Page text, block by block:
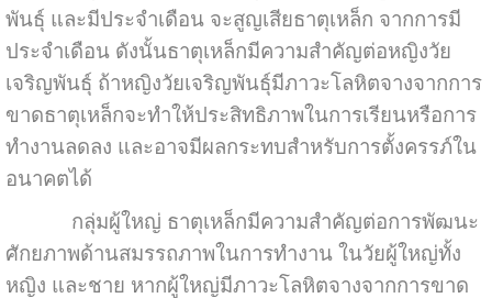
พันธุ์ และมีประจำเดือน จะสูญเสียธาตุเหล็ก จากการมี
ประจำเดือน ดังนั้นธาตุเหล็กมีความสำคัญต่อหญิงวัย
เจริญพันธุ์ ถ้าหญิงวัยเจริญพันธุ์มีภาวะโลหิตจางจากการ
ขาดธาตุเหล็กจะทำให้ประสิทธิภาพในการเรียนหรือการ
ทำงานลดลง และอาจมีผลกระทบสำหรับการตั้งครรภ์ใน
อนาคตได้
กลุ่มผู้ใหญ่ ธาตุเหล็กมีความสำคัญต่อการพัฒนะ
ศักยภาพด้านสมรรถภาพในการทำงาน ในวัยผู้ใหญ่ทั้ง
หญิง และชาย หากผู้ใหญ่มีภาวะโลหิตจางจากการขาด